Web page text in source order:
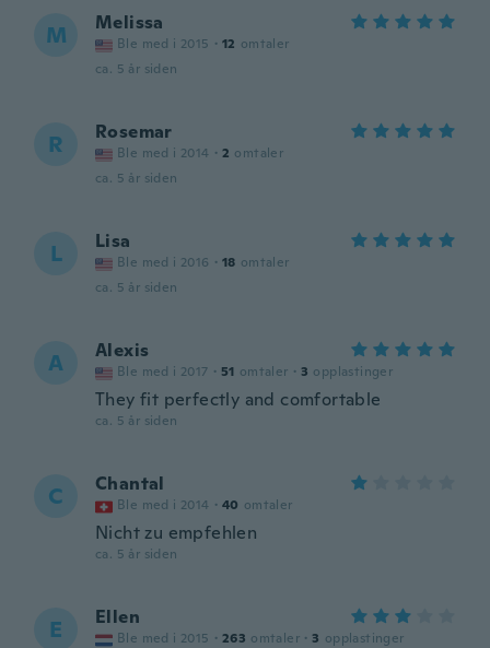
M Melissa
Ble med i 2015 · 12 omtaler
ca. 5 år siden
R Rosemar
Ble med i 2014 · 2 omtaler
ca. 5 år siden
L Lisa
Ble med i 2016 · 18 omtaler
ca. 5 år siden
A Alexis
Ble med i 2017 · 51 omtaler · 3 opplastinger
They fit perfectly and comfortable
ca. 5 år siden
C Chantal
Ble med i 2014 · 40 omtaler
Nicht zu empfehlen
ca. 5 år siden
E Ellen
Ble med i 2015 · 263 omtaler · 3 opplastinger